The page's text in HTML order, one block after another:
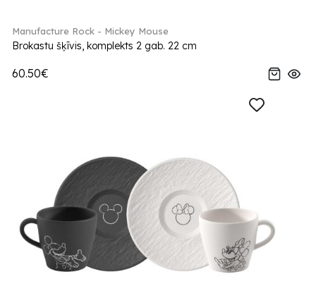
Manufacture Rock - Mickey Mouse
Brokastu šķīvis, komplekts 2 gab. 22 cm
60.50€